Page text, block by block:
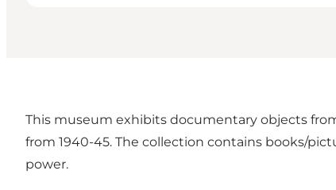
This museum exhibits documentary objects
from 1940-45. The collection contains books/
power.